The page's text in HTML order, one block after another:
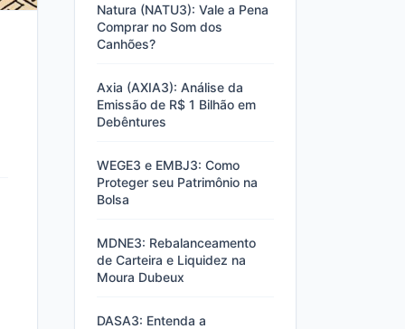
Natura (NATU3): Vale a Pena
Comprar no Som dos
Canhões?
Axia (AXIA3): Análise da
Emissão de R$ 1 Bilhão em
Debêntures
WEGE3 e EMBJ3: Como
Proteger seu Patrimônio na
Bolsa
MDNE3: Rebalanceamento
de Carteira e Liquidez na
Moura Dubeux
DASA3: Entenda a